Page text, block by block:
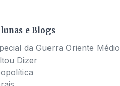
e Blogs
da Guerra Oriente Médio
Dizer